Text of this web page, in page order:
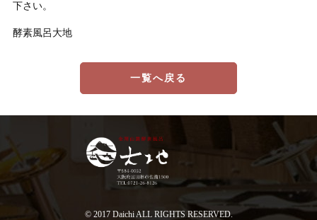
下さい。
酵素風呂大地
一覧へ戻る
© 2017 Daichi ALL RIGHTS RESERVED.